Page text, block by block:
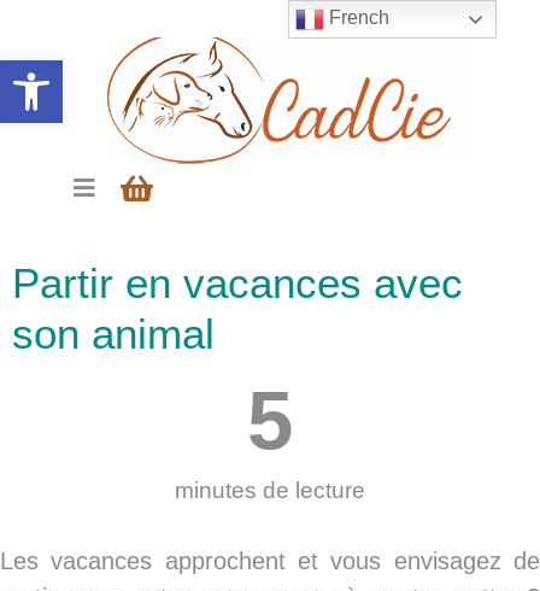
Ouvrir la barre d’outils
Partir en vacances avec
son animal
minutes de lecture
5
Les vacances approchent et vous envisagez de
French